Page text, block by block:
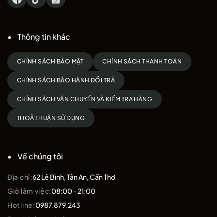
Thông tin khác
CHÍNH SÁCH BẢO MẬT CHÍNH SÁCH THANH TOÁN
CHÍNH SÁCH BẢO HÀNH ĐỔI TRẢ
CHÍNH SÁCH VẬN CHUYỂN VÀ KIỂM TRA HÀNG
THOẢ THUẬN SỬ DỤNG
Về chúng tôi
Địa chỉ:62 Lê Bình, Tân An, Cần Thơ
Giờ làm việc:08:00 - 21:00
Hotline:0987.879.243